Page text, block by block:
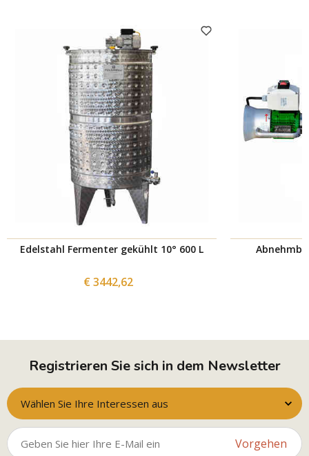
Edelstahl Fermenter gekühlt 10° 600 L
€ 3442,62
Registrieren Sie sich in dem Newsletter
Wählen Sie Ihre Interessen aus
Vorgehen